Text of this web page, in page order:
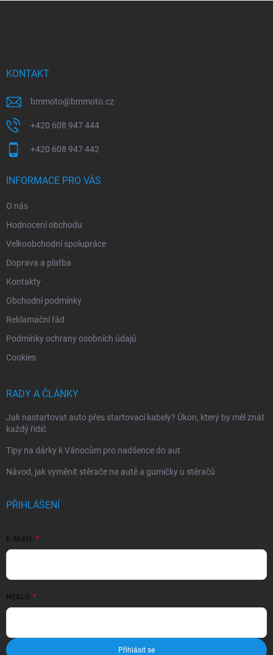
KONTAKT
bmmoto@bmmoto.cz
+420 608 947 444
+420 608 947 442
INFORMACE PRO VÁS
O nás
Hodnocení obchodu
Velkoobchodní spolupráce
Doprava a platba
Kontakty
Obchodní podmínky
Reklamační řád
Podmínky ochrany osobních údajů
Cookies
RADY A ČLÁNKY
Jak nastartovat auto přes startovací kabely? Úkon, který by měl znát
každý řidič
Tipy na dárky k Vánocům pro nadšence do aut
Návod, jak vyměnit stěrače na autě a gumičky u stěračů
PŘIHLÁŠENÍ
E-MAIL
HESLO
Přihlásit se